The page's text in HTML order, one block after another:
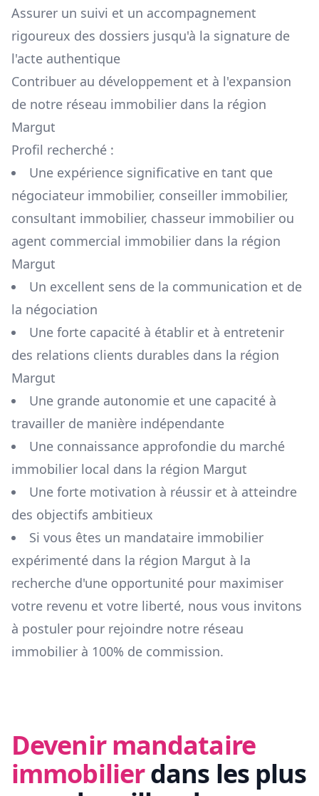
Assurer un suivi et un accompagnement
rigoureux des dossiers jusqu'à la signature de
l'acte authentique
Contribuer au développement et à l'expansion
de notre réseau immobilier dans la région
Margut
Profil recherché :
Une expérience significative en tant que
négociateur immobilier, conseiller immobilier,
consultant immobilier, chasseur immobilier ou
agent commercial immobilier dans la région
Margut
Un excellent sens de la communication et de
la négociation
Une forte capacité à établir et à entretenir
des relations clients durables dans la région
Margut
Une grande autonomie et une capacité à
travailler de manière indépendante
Une connaissance approfondie du marché
immobilier local dans la région Margut
Une forte motivation à réussir et à atteindre
des objectifs ambitieux
Si vous êtes un mandataire immobilier
expérimenté dans la région Margut à la
recherche d'une opportunité pour maximiser
votre revenu et votre liberté, nous vous invitons
à postuler pour rejoindre notre réseau
immobilier à 100% de commission.
Devenir mandataire
immobilierdans les plus